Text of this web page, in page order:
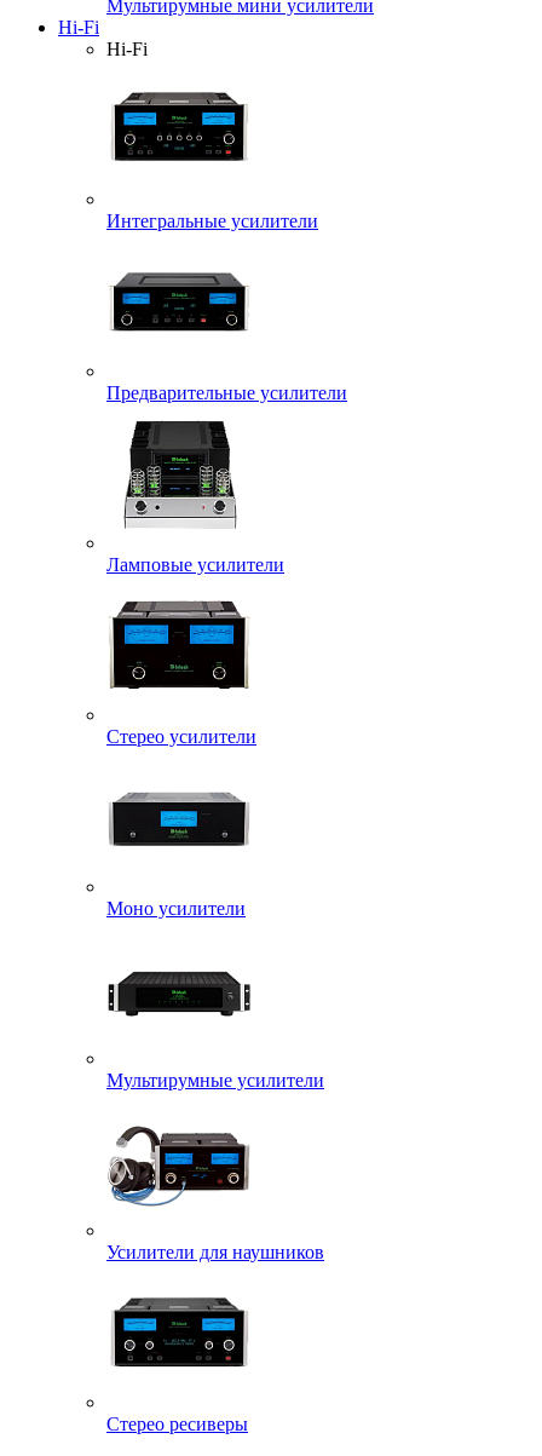
Мультирумные мини усилители
Hi-Fi
Hi-Fi
Интегральные усилители
Предварительные усилители
Ламповые усилители
Стерео усилители
Моно усилители
Мультирумные усилители
Усилители для наушников
Стерео ресиверы